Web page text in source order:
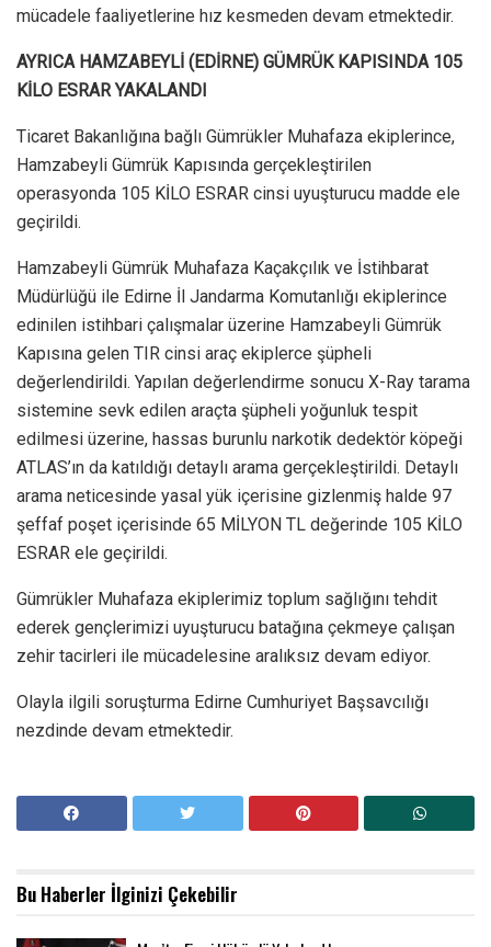
mücadele faaliyetlerine hız kesmeden devam etmektedir.
AYRICA HAMZABEYLİ (EDİRNE) GÜMRÜK KAPISINDA 105
KİLO ESRAR YAKALANDI
Ticaret Bakanlığına bağlı Gümrükler Muhafaza ekiplerince,
Hamzabeyli Gümrük Kapısında gerçekleştirilen
operasyonda 105 KİLO ESRAR cinsi uyuşturucu madde ele
geçirildi.
Hamzabeyli Gümrük Muhafaza Kaçakçılık ve İstihbarat
Müdürlüğü ile Edirne İl Jandarma Komutanlığı ekiplerince
edinilen istihbari çalışmalar üzerine Hamzabeyli Gümrük
Kapısına gelen TIR cinsi araç ekiplerce şüpheli
değerlendirildi. Yapılan değerlendirme sonucu X-Ray tarama
sistemine sevk edilen araçta şüpheli yoğunluk tespit
edilmesi üzerine, hassas burunlu narkotik dedektör köpeği
ATLAS’ın da katıldığı detaylı arama gerçekleştirildi. Detaylı
arama neticesinde yasal yük içerisine gizlenmiş halde 97
şeffaf poşet içerisinde 65 MİLYON TL değerinde 105 KİLO
ESRAR ele geçirildi.
Gümrükler Muhafaza ekiplerimiz toplum sağlığını tehdit
ederek gençlerimizi uyuşturucu batağına çekmeye çalışan
zehir tacirleri ile mücadelesine aralıksız devam ediyor.
Olayla ilgili soruşturma Edirne Cumhuriyet Başsavcılığı
nezdinde devam etmektedir.
Bu Haberler İlginizi Çekebilir